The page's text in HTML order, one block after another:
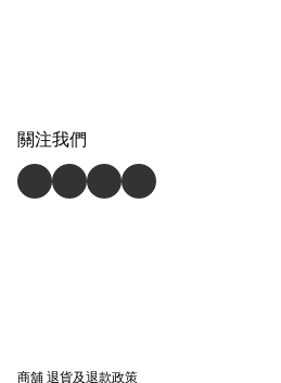
關注我們
商舖退貨及退款政策